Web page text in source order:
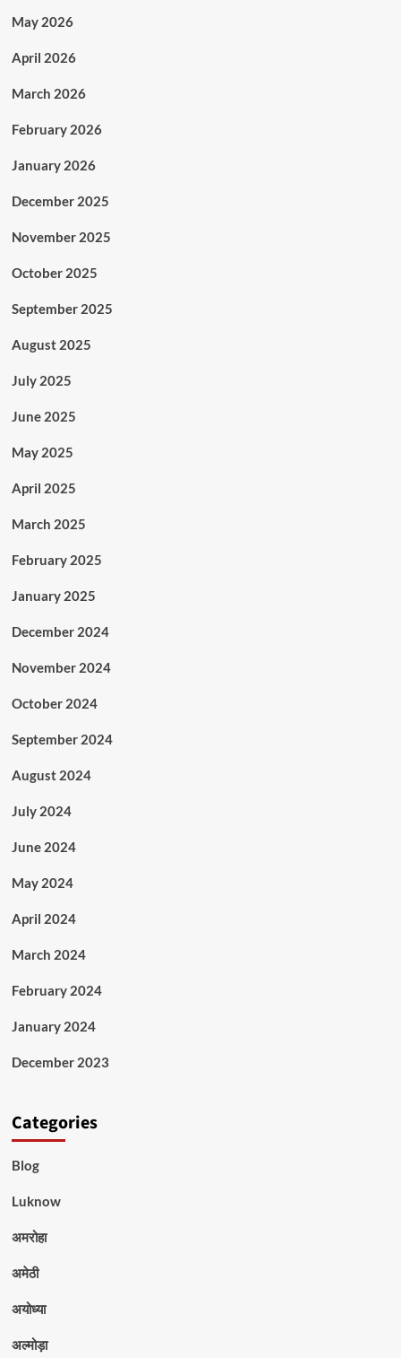
May 2026
April 2026
March 2026
February 2026
January 2026
December 2025
November 2025
October 2025
September 2025
August 2025
July 2025
June 2025
May 2025
April 2025
March 2025
February 2025
January 2025
December 2024
November 2024
October 2024
September 2024
August 2024
July 2024
June 2024
May 2024
April 2024
March 2024
February 2024
January 2024
December 2023
Categories
Blog
Luknow
अमरोहा
अमेठी
अयोध्या
अल्मोड़ा